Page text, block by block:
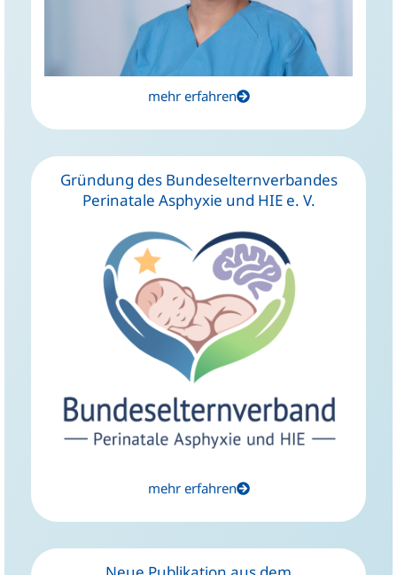
mehr erfahren
Gründung des Bundeselternverbandes
Perinatale Asphyxie und HIE e. V.
mehr erfahren